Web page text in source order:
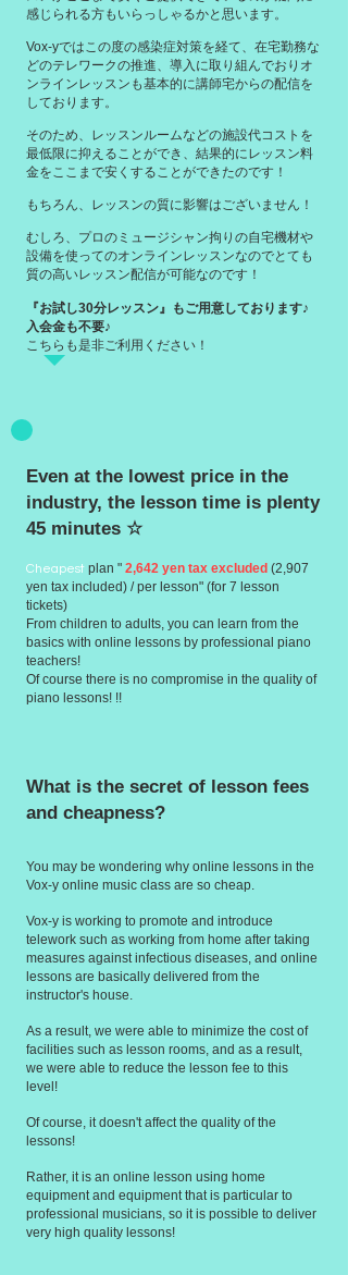
感じられる方もいらっしゃるかと思います。
Vox-yではこの度の感染症対策を経て、在宅勤務な
どのテレワークの推進、導入に取り組んでおりオ
ンラインレッスンも基本的に講師宅からの配信を
しております。
そのため、レッスンルームなどの施設代コストを
最低限に抑えることができ、結果的にレッスン料
金をここまで安くすることができたのです！
もちろん、レッスンの質に影響はございません！
むしろ、プロのミュージシャン拘りの自宅機材や
設備を使ってのオンラインレッスンなのでとても
質の高いレッスン配信が可能なのです！
『お試し30分レッスン』もご用意しております♪
入会金も不要♪
こちらも是非ご利用ください！
Even at the lowest price in the
industry, the lesson time is plenty
45 minutes ☆
Cheapest plan " 2,642 yen tax excluded (2,907
yen tax included) / per lesson" (for 7 lesson
tickets)
From children to adults, you can learn from the
basics with online lessons by professional piano
teachers!
Of course there is no compromise in the quality of
piano lessons! !!
What is the secret of lesson fees
and cheapness?
You may be wondering why online lessons in the
Vox-y online music class are so cheap.
Vox-y is working to promote and introduce
telework such as working from home after taking
measures against infectious diseases, and online
lessons are basically delivered from the
instructor's house.
As a result, we were able to minimize the cost of
facilities such as lesson rooms, and as a result,
we were able to reduce the lesson fee to this
level!
Of course, it doesn't affect the quality of the
lessons!
Rather, it is an online lesson using home
equipment and equipment that is particular to
professional musicians, so it is possible to deliver
very high quality lessons!